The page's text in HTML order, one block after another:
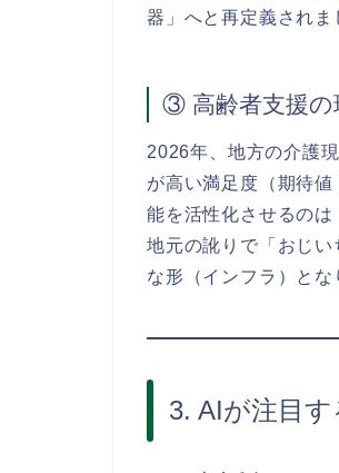
器」へと再定義されま
③ 高齢者支援の
2026年、地方の介護
が高い満足度（期待
能を活性化させるの
地元の訛りで「おじ
な形（インフラ）とな
3. AIが注目す